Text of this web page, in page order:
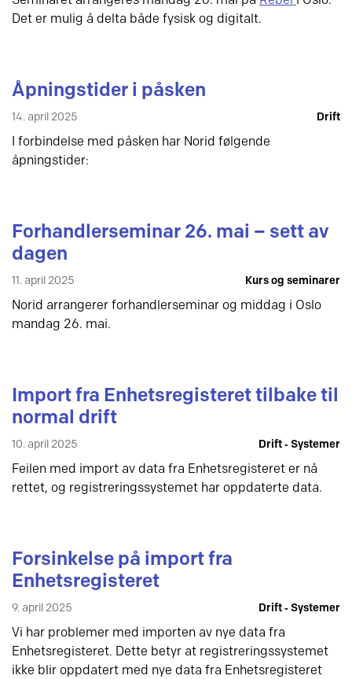
Det er mulig å delta både fysisk og digitalt.
Åpningstider i påsken
14. april 2025 Drift
I forbindelse med påsken har Norid følgende
åpningstider:
Forhandlerseminar 26. mai – sett av
dagen
11. april 2025 Kurs og seminarer
Norid arrangerer forhandlerseminar og middag i Oslo
mandag 26. mai.
Import fra Enhetsregisteret tilbake til
normal drift
10. april 2025 Drift ‐ Systemer
Feilen med import av data fra Enhetsregisteret er nå
rettet, og registreringssystemet har oppdaterte data.
Forsinkelse på import fra
Enhetsregisteret
9. april 2025 Drift ‐ Systemer
Vi har problemer med importen av nye data fra
Enhetsregisteret. Dette betyr at registreringssystemet
ikke blir oppdatert med nye data fra Enhetsregisteret